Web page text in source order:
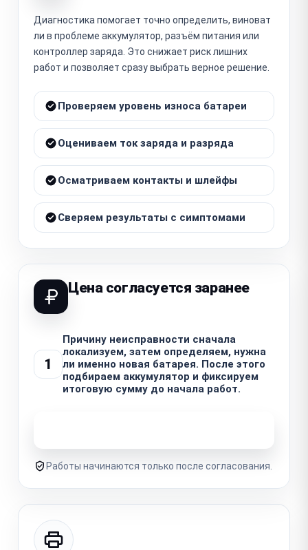
Диагностика помогает точно определить, виноват
ли в проблеме аккумулятор, разъём питания или
контроллер заряда. Это снижает риск лишних
работ и позволяет сразу выбрать верное решение.
Проверяем уровень износа батареи
Оцениваем ток заряда и разряда
Осматриваем контакты и шлейфы
Сверяем результаты с симптомами
Цена согласуется заранее
1
Причину неисправности сначала
локализуем, затем определяем, нужна
ли именно новая батарея. После этого
подбираем аккумулятор и фиксируем
итоговую сумму до начала работ.
Работы начинаются только после согласования.